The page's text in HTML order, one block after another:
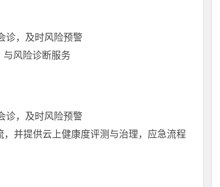
诊，及时风险预警
与风险诊断服务
诊，及时风险预警
并提供云上健康度评测与治理，应急流程